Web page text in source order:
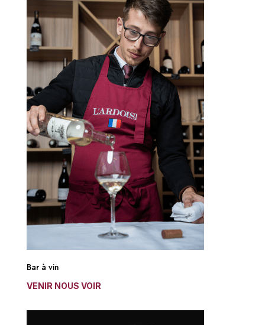
Bar à vin
VENIR NOUS VOIR